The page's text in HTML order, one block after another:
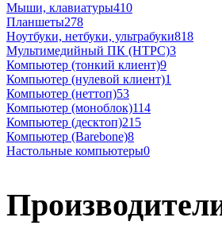
Мыши, клавиатуры410
Планшеты278
Ноутбуки, нетбуки, ультрабуки818
Мультимедийный ПК (HTPC)3
Компьютер (тонкий клиент)9
Компьютер (нулевой клиент)1
Компьютер (неттоп)53
Компьютер (моноблок)114
Компьютер (десктоп)215
Компьютер (Barebone)8
Настольные компьютеры0